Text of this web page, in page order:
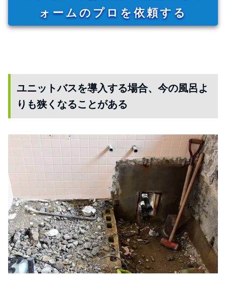
ォームのプロを依頼する
ユニットバスを導入する場合、今の風呂よ
りも狭くなることがある